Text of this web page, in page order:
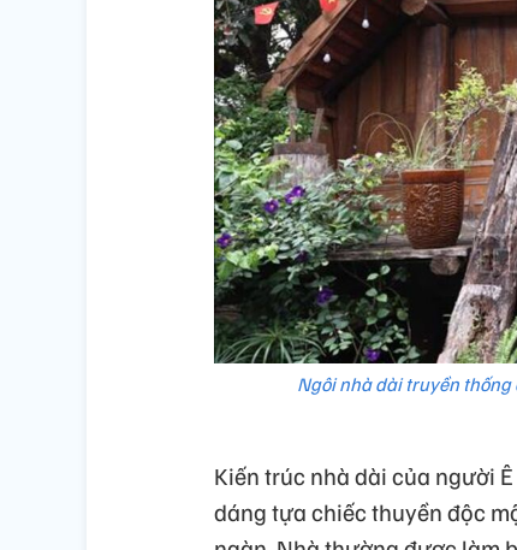
Ngôi nhà dài truyền
Kiến trúc nhà dài của người
dáng tựa chiếc thuyền độc